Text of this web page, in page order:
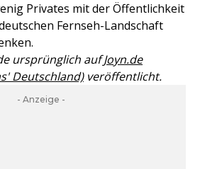
Privates mit der Öffentlichkeit
Fernseh-Landschaft
ursprünglich aufJoyn.de
Deutschland)veröffentlicht.
- Anzeige -